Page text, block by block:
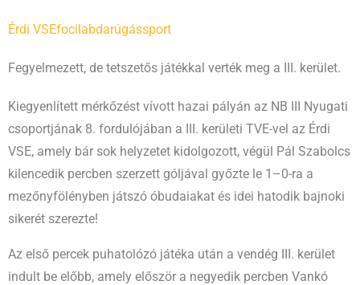
Érdi VSEfoci labdarúgássport
Fegyelmezett, de tetszetős játékkal verték meg a III. kerület.
Kiegyenlített mérkőzést vívott hazai pályán az NB III Nyugati
csoportjának 8. fordulójában a III. kerületi TVE-vel az Érdi
VSE, amely bár sok helyzetet kidolgozott, végül Pál Szabolcs
kilencedik percben szerzett góljával győzte le 1–0-ra a
mezőnyfölényben játszó óbudaiakat és idei hatodik bajnoki
sikerét szerezte!
Az első percek puhatolózó játéka után a vendég III. kerület
indult be előbb, amely először a negyedik percben Vankó